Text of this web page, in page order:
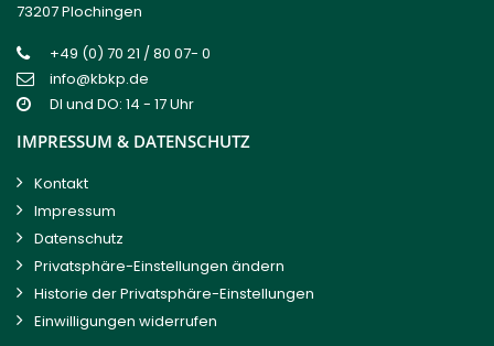
73207 Plochingen
+49 (0) 70 21 / 80 07- 0
info@kbkp.de
DI und DO: 14 - 17 Uhr
IMPRESSUM & DATENSCHUTZ
Kontakt
Impressum
Datenschutz
Privatsphäre-Einstellungen ändern
Historie der Privatsphäre-Einstellungen
Einwilligungen widerrufen